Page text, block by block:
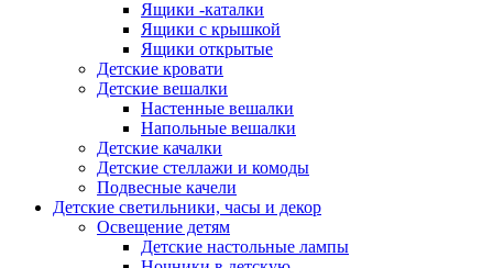
Ящики -каталки
Ящики с крышкой
Ящики открытые
Детские кровати
Детские вешалки
Настенные вешалки
Напольные вешалки
Детские качалки
Детские стеллажи и комоды
Подвесные качели
Детские светильники, часы и декор
Освещение детям
Детские настольные лампы